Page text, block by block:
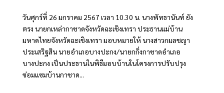
วันศุกร์ที่ 26 มกราคม 2567 เวลา 10.30 น. นางพัทธานันท์ ยัง
ตรง นายกเหล่ากาชาดจังหวัดฉะเชิงเทรา ประธานแม่บ้าน
มหาดไทยจังหวัดฉะเชิงเทรา มอบหมายให้ นางสาวกมลชญา
ประเสริฐสิน นายอำเภอบางปะกง/นายกกิ่งกาชาดอำเภอ
บางปะกง เป็นประธานในพิธีมอบบ้านในโครงการปรับปรุง
ซ่อมแซมบ้านกาชาด...